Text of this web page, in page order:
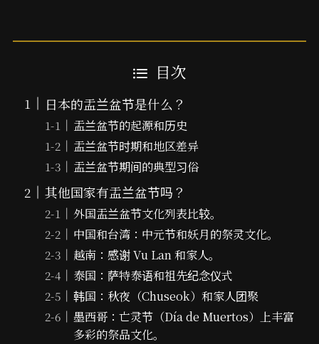
目次
日本的盂兰盆节是什么？
盂兰盆节的起源和历史
盂兰盆节时期和地区差异
盂兰盆节期间的典型习俗
其他国家有盂兰盆节吗？
外国盂兰盆节文化列表比较。
中国和台湾：中元节和妖月的祭灵文化。
越南：感谢 Vu Lan 和家人。
泰国：萨特泰语和祖先纪念仪式
韩国：秋夜（Chuseok）和家人团聚
墨西哥：亡灵节（Día de Muertos）上丰富
多彩的祭品文化。